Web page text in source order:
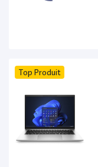
Top Produit